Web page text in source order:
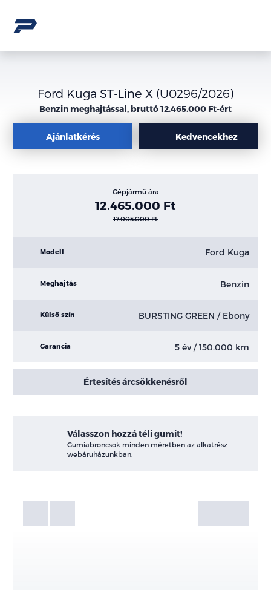
Ford Kuga ST-Line X (U0296/2026)
Benzin meghajtással, bruttó 12.465.000 Ft-ért
Ajánlatkérés Kedvencekhez
Gépjármű ára
12.465.000 Ft
17.005.000 Ft
Modell Ford Kuga
Meghajtás Benzin
Külső szín BURSTING GREEN / Ebony
Garancia 5 év / 150.000 km
Értesítés árcsökkenésről
Válasszon hozzá téli gumit!
Gumiabroncsok minden méretben az alkatrész
webáruházunkban.
Galéria